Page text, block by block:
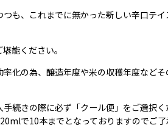
も、これまでに無かった新しい辛口テ
能ください。
化の為、醸造年度や米の収穫年度など
続きの際に必ず「クール便」をご選択
で10本までとなっておりますのでご